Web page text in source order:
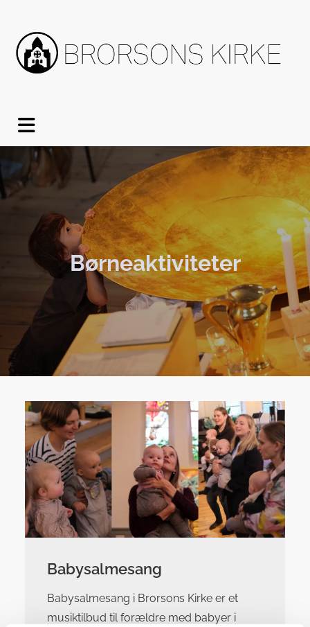
Børneaktiviteter
Babysalmesang
Babysalmesang i Brorsons Kirke er et
musiktilbud til forældre med babyer i